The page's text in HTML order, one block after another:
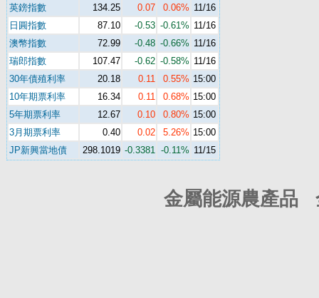
英鎊指數
134.25 0.07 0.06% 11/16
日圓指數
87.10 -0.53 -0.61% 11/16
澳幣指數
72.99 -0.48 -0.66% 11/16
瑞郎指數
107.47 -0.62 -0.58% 11/16
30年債殖利率
20.18 0.11 0.55% 15:00
10年期票利率
16.34 0.11 0.68% 15:00
5年期票利率
12.67 0.10 0.80% 15:00
3月期票利率
0.40 0.02 5.26% 15:00
JP新興當地債
298.1019 -0.3381 -0.11% 11/15
金屬能源農產品